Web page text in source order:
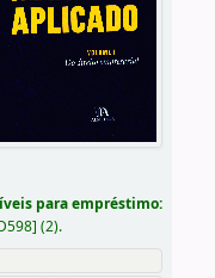
para empréstimo:
] (2).